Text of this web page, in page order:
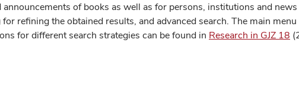
of books as well as for persons, institutions and
refining the obtained results, and advanced search. The main
for different search strategies can be found in Research in GJZ 18